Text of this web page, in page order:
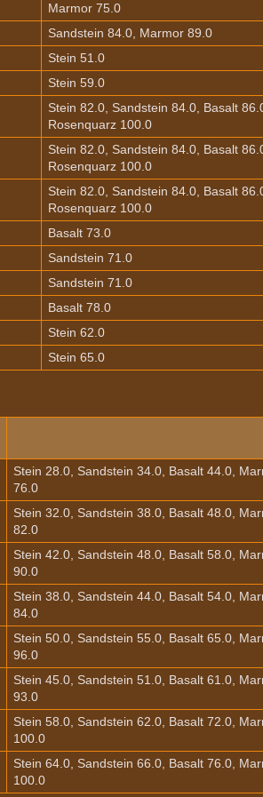
Marmor 75.0
Sandstein 84.0, Marmor 89.0
Stein 51.0
Stein 59.0
Stein 82.0, Sandstein 84.0, Basalt
Rosenquarz 100.0
Stein 82.0, Sandstein 84.0, Basalt
Rosenquarz 100.0
Stein 82.0, Sandstein 84.0, Basalt
Rosenquarz 100.0
Basalt 73.0
Sandstein 71.0
Sandstein 71.0
Basalt 78.0
Stein 62.0
Stein 65.0
Stein 28.0, Sandstein 34.0, Basalt 44.0,
76.0
Stein 32.0, Sandstein 38.0, Basalt 48.0,
82.0
Stein 42.0, Sandstein 48.0, Basalt 58.0,
90.0
Stein 38.0, Sandstein 44.0, Basalt 54.0,
84.0
Stein 50.0, Sandstein 55.0, Basalt 65.0,
96.0
Stein 45.0, Sandstein 51.0, Basalt 61.0,
93.0
Stein 58.0, Sandstein 62.0, Basalt 72.0,
100.0
Stein 64.0, Sandstein 66.0, Basalt 76.0,
100.0